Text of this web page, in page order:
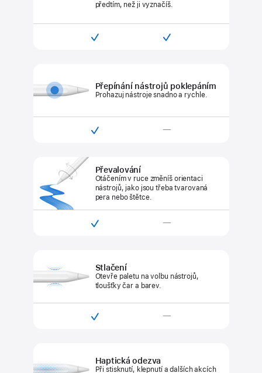
předtím, než ji vyznačíš.
Kompatibilní

Kompatibilní

Přepínání nástrojů poklepáním
Prohazuj nástroje snadno a rychle.
Kompatibilní

(USB‑C)
—
Převalování
Otáčením v ruce změníš orientaci
nástrojů, jako jsou třeba tvarovaná
pera nebo štětce.
Kompatibilní

(USB‑C)
—
Stlačení
Otevře paletu na volbu nástrojů,
tloušťky čar a barev.
Kompatibilní

(USB‑C)
—
Haptická odezva
Při stisknutí, klepnutí a dalšíchakcích